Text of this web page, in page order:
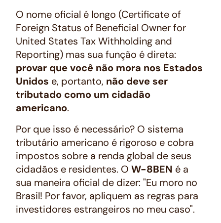
O nome oficial é longo (Certificate of
Foreign Status of Beneficial Owner for
United States Tax Withholding and
Reporting) mas sua função é direta:
provar que você não mora nos Estados
Unidos e, portanto, não deve ser
tributado como um cidadão
americano.
Por que isso é necessário? O sistema
tributário americano é rigoroso e cobra
impostos sobre a renda global de seus
cidadãos e residentes. O W-8BEN é a
sua maneira oficial de dizer: "Eu moro no
Brasil! Por favor, apliquem as regras para
investidores estrangeiros no meu caso".